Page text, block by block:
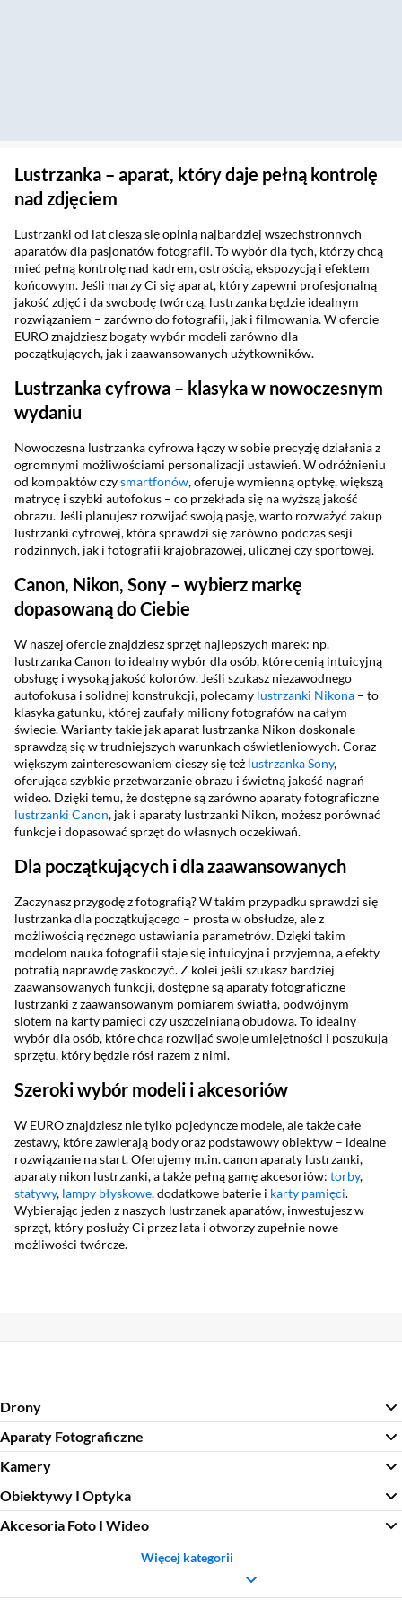
Lustrzanka – aparat, który daje pełną kontrolę
nad zdjęciem
Lustrzanki od lat cieszą się opinią najbardziej wszechstronnych
aparatów dla pasjonatów fotografii. To wybór dla tych, którzy chcą
mieć pełną kontrolę nad kadrem, ostrością, ekspozycją i efektem
końcowym. Jeśli marzy Ci się aparat, który zapewni profesjonalną
jakość zdjęć i da swobodę twórczą, lustrzanka będzie idealnym
rozwiązaniem – zarówno do fotografii, jak i filmowania. W ofercie
EURO znajdziesz bogaty wybór modeli zarówno dla
początkujących, jak i zaawansowanych użytkowników.
Lustrzanka cyfrowa – klasyka w nowoczesnym
wydaniu
Nowoczesna lustrzanka cyfrowa łączy w sobie precyzję działania z
ogromnymi możliwościami personalizacji ustawień. W odróżnieniu
od kompaktów czysmartfonów, oferuje wymienną optykę, większą
matrycę i szybki autofokus – co przekłada się na wyższą jakość
obrazu. Jeśli planujesz rozwijać swoją pasję, warto rozważyć zakup
lustrzanki cyfrowej, która sprawdzi się zarówno podczas sesji
rodzinnych, jak i fotografii krajobrazowej, ulicznej czy sportowej.
Canon, Nikon, Sony – wybierz markę
dopasowaną do Ciebie
W naszej ofercie znajdziesz sprzęt najlepszych marek: np.
lustrzanka Canon to idealny wybór dla osób, które cenią intuicyjną
obsługę i wysoką jakość kolorów. Jeśli szukasz niezawodnego
autofokusa i solidnej konstrukcji, polecamy lustrzanki Nikona – to
klasyka gatunku, której zaufały miliony fotografów na całym
świecie. Warianty takie jak aparat lustrzanka Nikon doskonale
sprawdzą się w trudniejszych warunkach oświetleniowych. Coraz
większym zainteresowaniem cieszy się też lustrzanka Sony,
oferująca szybkie przetwarzanie obrazu i świetną jakość nagrań
wideo. Dzięki temu, że dostępne są zarówno aparaty fotograficzne
lustrzanki Canon, jak i aparaty lustrzanki Nikon, możesz porównać
funkcje i dopasować sprzęt do własnych oczekiwań.
Dla początkujących i dla zaawansowanych
Zaczynasz przygodę z fotografią? W takim przypadku sprawdzi się
lustrzanka dla początkującego – prosta w obsłudze, ale z
możliwością ręcznego ustawiania parametrów. Dzięki takim
modelom nauka fotografii staje się intuicyjna i przyjemna, a efekty
potrafią naprawdę zaskoczyć. Z kolei jeśli szukasz bardziej
zaawansowanych funkcji, dostępne są aparaty fotograficzne
lustrzanki z zaawansowanym pomiarem światła, podwójnym
slotem na karty pamięci czy uszczelnianą obudową. To idealny
wybór dla osób, które chcą rozwijać swoje umiejętności i poszukują
sprzętu, który będzie rósł razem z nimi.
Szeroki wybór modeli i akcesoriów
W EURO znajdziesz nie tylko pojedyncze modele, ale także całe
zestawy, które zawierają body oraz podstawowy obiektyw – idealne
rozwiązanie na start. Oferujemy m.in. canon aparaty lustrzanki,
aparaty nikon lustrzanki, a także pełną gamę akcesoriów: torby,
statywy, lampy błyskowe, dodatkowe baterie i karty pamięci.
Wybierając jeden z naszych lustrzanek aparatów, inwestujesz w
sprzęt, który posłuży Ci przez lata i otworzy zupełnie nowe
możliwości twórcze.
Drony
Aparaty Fotograficzne
Kamery
Obiektywy I Optyka
Akcesoria Foto I Wideo
Więcej kategorii